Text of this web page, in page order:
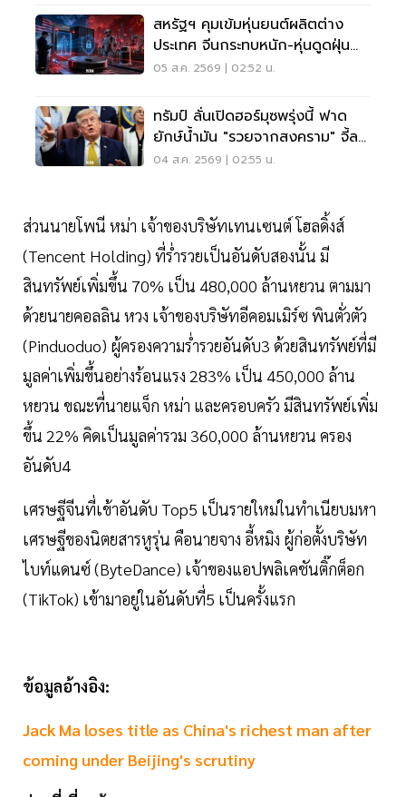
สหรัฐฯ คุมเข้มหุ่นยนต์ผลิตต่าง
ประเทศ จีนกระทบหนัก-หุ่นดูดฝุ่น
โดนด้วย
05 ส.ค. 2569 | 02:52 น.
ทรัมป์ ลั่นเปิดฮอร์มุซพรุ่งนี้ ฟาด
ยักษ์น้ำมัน "รวยจากสงคราม" จี้ลด
ราคาด่วน
04 ส.ค. 2569 | 02:55 น.
ส่วนนายโพนี หม่า เจ้าของบริษัทเทนเซนต์ โฮลดิ้งส์
(Tencent Holding) ที่ร่ำรวยเป็นอันดับสองนั้น มี
สินทรัพย์เพิ่มขึ้น 70% เป็น 480,000 ล้านหยวน ตามมา
ด้วยนายคอลลิน หวง เจ้าของบริษัทอีคอมเมิร์ซ พินตั่วตัว
(Pinduoduo) ผู้ครองความร่ำรวยอันดับ3 ด้วยสินทรัพย์ที่มี
มูลค่าเพิ่มขึ้นอย่างร้อนแรง 283% เป็น 450,000 ล้าน
หยวน ขณะที่นายแจ็ก หม่า และครอบครัว มีสินทรัพย์เพิ่ม
ขึ้น 22% คิดเป็นมูลค่ารวม 360,000 ล้านหยวน ครอง
อันดับ4
เศรษฐีจีนที่เข้าอันดับ Top5 เป็นรายใหม่ในทำเนียบมหา
เศรษฐีของนิตยสารหูรุ่น คือนายจาง อี้หมิง ผู้ก่อตั้งบริษัท
ไบท์แดนซ์ (ByteDance) เจ้าของแอปพลิเคชันติ๊กต็อก
(TikTok) เข้ามาอยู่ในอันดับที่5 เป็นครั้งแรก
ข้อมูลอ้างอิง:
Jack Ma loses title as China's richest man after
coming under Beijing's scrutiny